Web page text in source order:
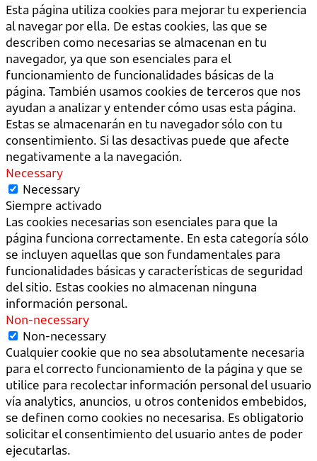
Esta página utiliza cookies para mejorar tu experiencia
al navegar por ella. De estas cookies, las que se
describen como necesarias se almacenan en tu
navegador, ya que son esenciales para el
funcionamiento de funcionalidades básicas de la
página. También usamos cookies de terceros que nos
ayudan a analizar y entender cómo usas esta página.
Estas se almacenarán en tu navegador sólo con tu
consentimiento. Si las desactivas puede que afecte
negativamente a la navegación.
Necessary
Necessary
Siempre activado
Las cookies necesarias son esenciales para que la
página funciona correctamente. En esta categoría sólo
se incluyen aquellas que son fundamentales para
funcionalidades básicas y características de seguridad
del sitio. Estas cookies no almacenan ninguna
información personal.
Non-necessary
Non-necessary
Cualquier cookie que no sea absolutamente necesaria
para el correcto funcionamiento de la página y que se
utilice para recolectar información personal del usuario
vía analytics, anuncios, u otros contenidos embebidos,
se definen como cookies no necesarisa. Es obligatorio
solicitar el consentimiento del usuario antes de poder
ejecutarlas.